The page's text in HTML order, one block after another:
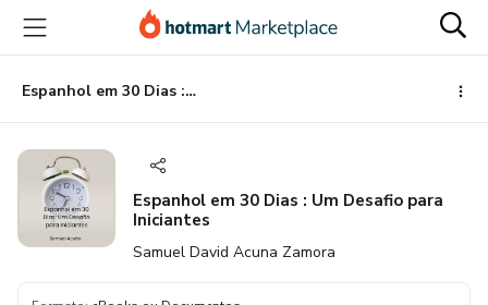
para
conteúdo
principal
para
pagamento
para
rodapé
Espanhol em 30 Dias : Um Desafio para Iniciantes
Espanhol em 30 Dias : Um Desafio para
Iniciantes
Samuel David Acuna Zamora